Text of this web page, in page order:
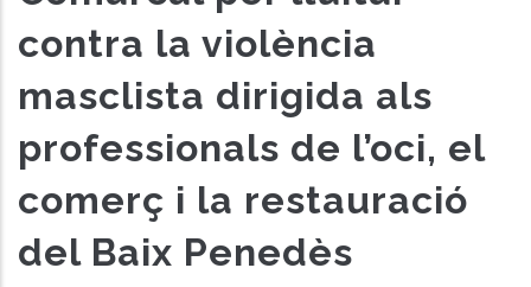
contra la violència
masclista dirigida als
professionals de l’oci, el
comerç i la restauració
del Baix Penedès